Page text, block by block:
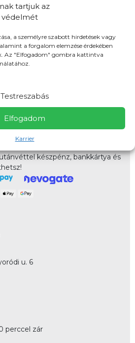
tartjuk az
védelmét
a személyre szabott hirdetések vagy
a forgalom elemzése érdekében
Az "Elfogadom" gombra kattintva
Elfogadom
Testreszabás
Karrier
/ Elvitel Rendelj Online
idő: 60 - 120 perc Csomagolási
is rendelhetsz elvitelre, vagy
készpénz, bankkártya és
u. 6
perccel zár